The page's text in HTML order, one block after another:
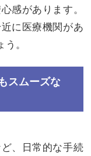
感があります。
に医療機関があ
。
スムーズな
、日常的な手続